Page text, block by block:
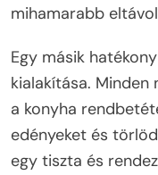
mihamarabb
Egy másik
kialakítása. Minden
a konyha
edényeket és
egy tiszta és